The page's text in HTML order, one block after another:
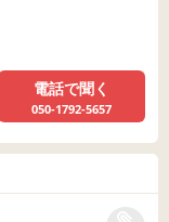
電話で聞く
050-1792-5657